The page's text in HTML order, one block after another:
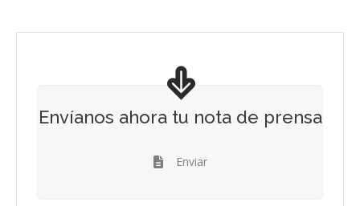
Envíanos ahora tu nota de prensa
Enviar